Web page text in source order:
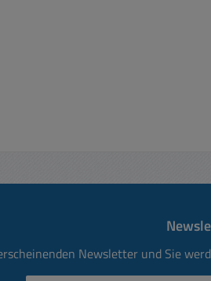
Newsletter und Sie